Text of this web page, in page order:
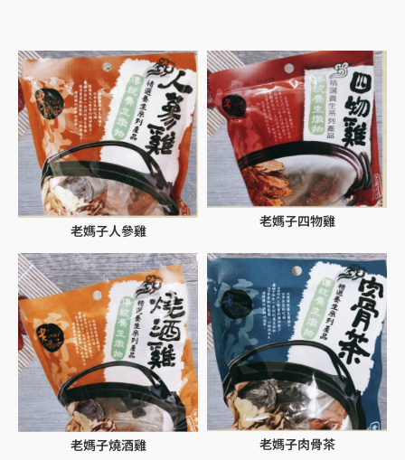
老媽子人參雞
老媽子四物雞
老媽子燒酒雞 老媽子肉骨茶